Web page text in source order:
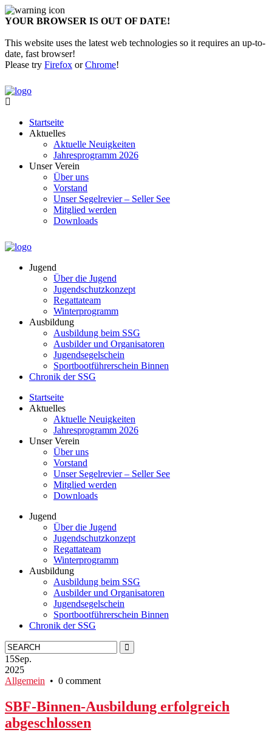
YOUR BROWSER IS OUT OF DATE!
This website uses the latest web technologies so it requires an up-to-
date, fast browser!
Please try Firefox orChrome!
Startseite
Aktuelles
Aktuelle Neuigkeiten
Jahresprogramm 2026
Unser Verein
Über uns
Vorstand
Unser Segelrevier – Seller See
Mitglied werden
Downloads
Jugend
Über die Jugend
Jugendschutzkonzept
Regattateam
Winterprogramm
Ausbildung
Ausbildung beim SSG
Ausbilder und Organisatoren
Jugendsegelschein
Sportbootführerschein Binnen
Chronik der SSG
Startseite
Aktuelles
Aktuelle Neuigkeiten
Jahresprogramm 2026
Unser Verein
Über uns
Vorstand
Unser Segelrevier – Seller See
Mitglied werden
Downloads
Jugend
Über die Jugend
Jugendschutzkonzept
Regattateam
Winterprogramm
Ausbildung
Ausbildung beim SSG
Ausbilder und Organisatoren
Jugendsegelschein
Sportbootführerschein Binnen
Chronik der SSG
15Sep.
2025
Allgemein • 0 comment
SBF-Binnen-Ausbildung erfolgreich
abgeschlossen